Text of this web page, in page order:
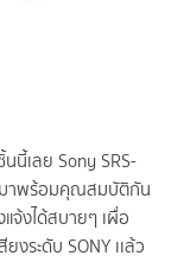
นี้เลย Sony SRS-
มาพร้อมคุณสมบัติกัน
จ้งได้สบายๆ เผื่อ
ระดับ SONY เเล้ว